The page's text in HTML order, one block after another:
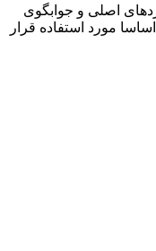
اصلی و جوابگوی
مورد استفاده قرار